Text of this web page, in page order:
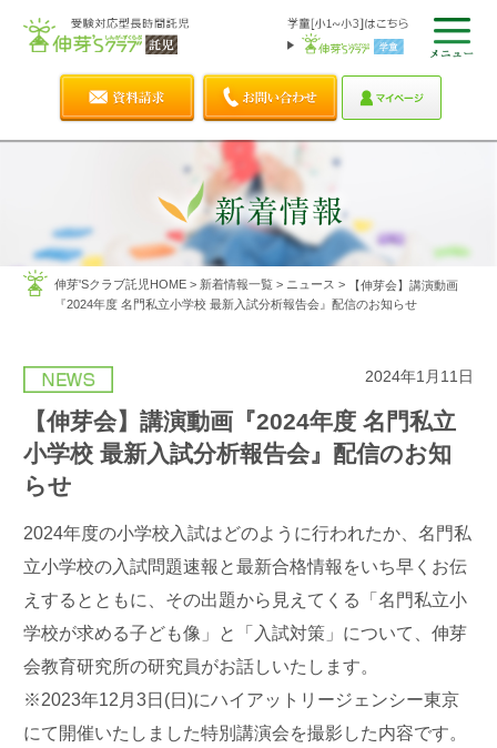
伸芽'Sクラブ託児HOME> 新着情報一覧> ニュース >
【伸芽会】講演動画
『2024年度 名門私立小学校 最新入試分析報告会』配信のお知らせ
2024年1月11日
【伸芽会】講演動画『2024年度 名門私立
小学校 最新入試分析報告会』配信のお知
らせ
2024年度の小学校入試はどのように行われたか、名門私
立小学校の入試問題速報と最新合格情報をいち早くお伝
えするとともに、その出題から見えてくる「名門私立小
学校が求める子ども像」と「入試対策」について、伸芽
会教育研究所の研究員がお話しいたします。
※2023年12月3日(日)にハイアットリージェンシー東京
にて開催いたしました特別講演会を撮影した内容です。